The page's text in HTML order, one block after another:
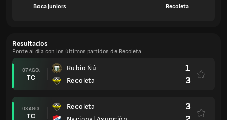
Boca Juniors
Recoleta
Resultados
Ponte al día con los últimos partidos de Recoleta
07 AGO.
TC
Rubio Ñú
Recoleta
1
3
03 AGO.
TC
Recoleta
3